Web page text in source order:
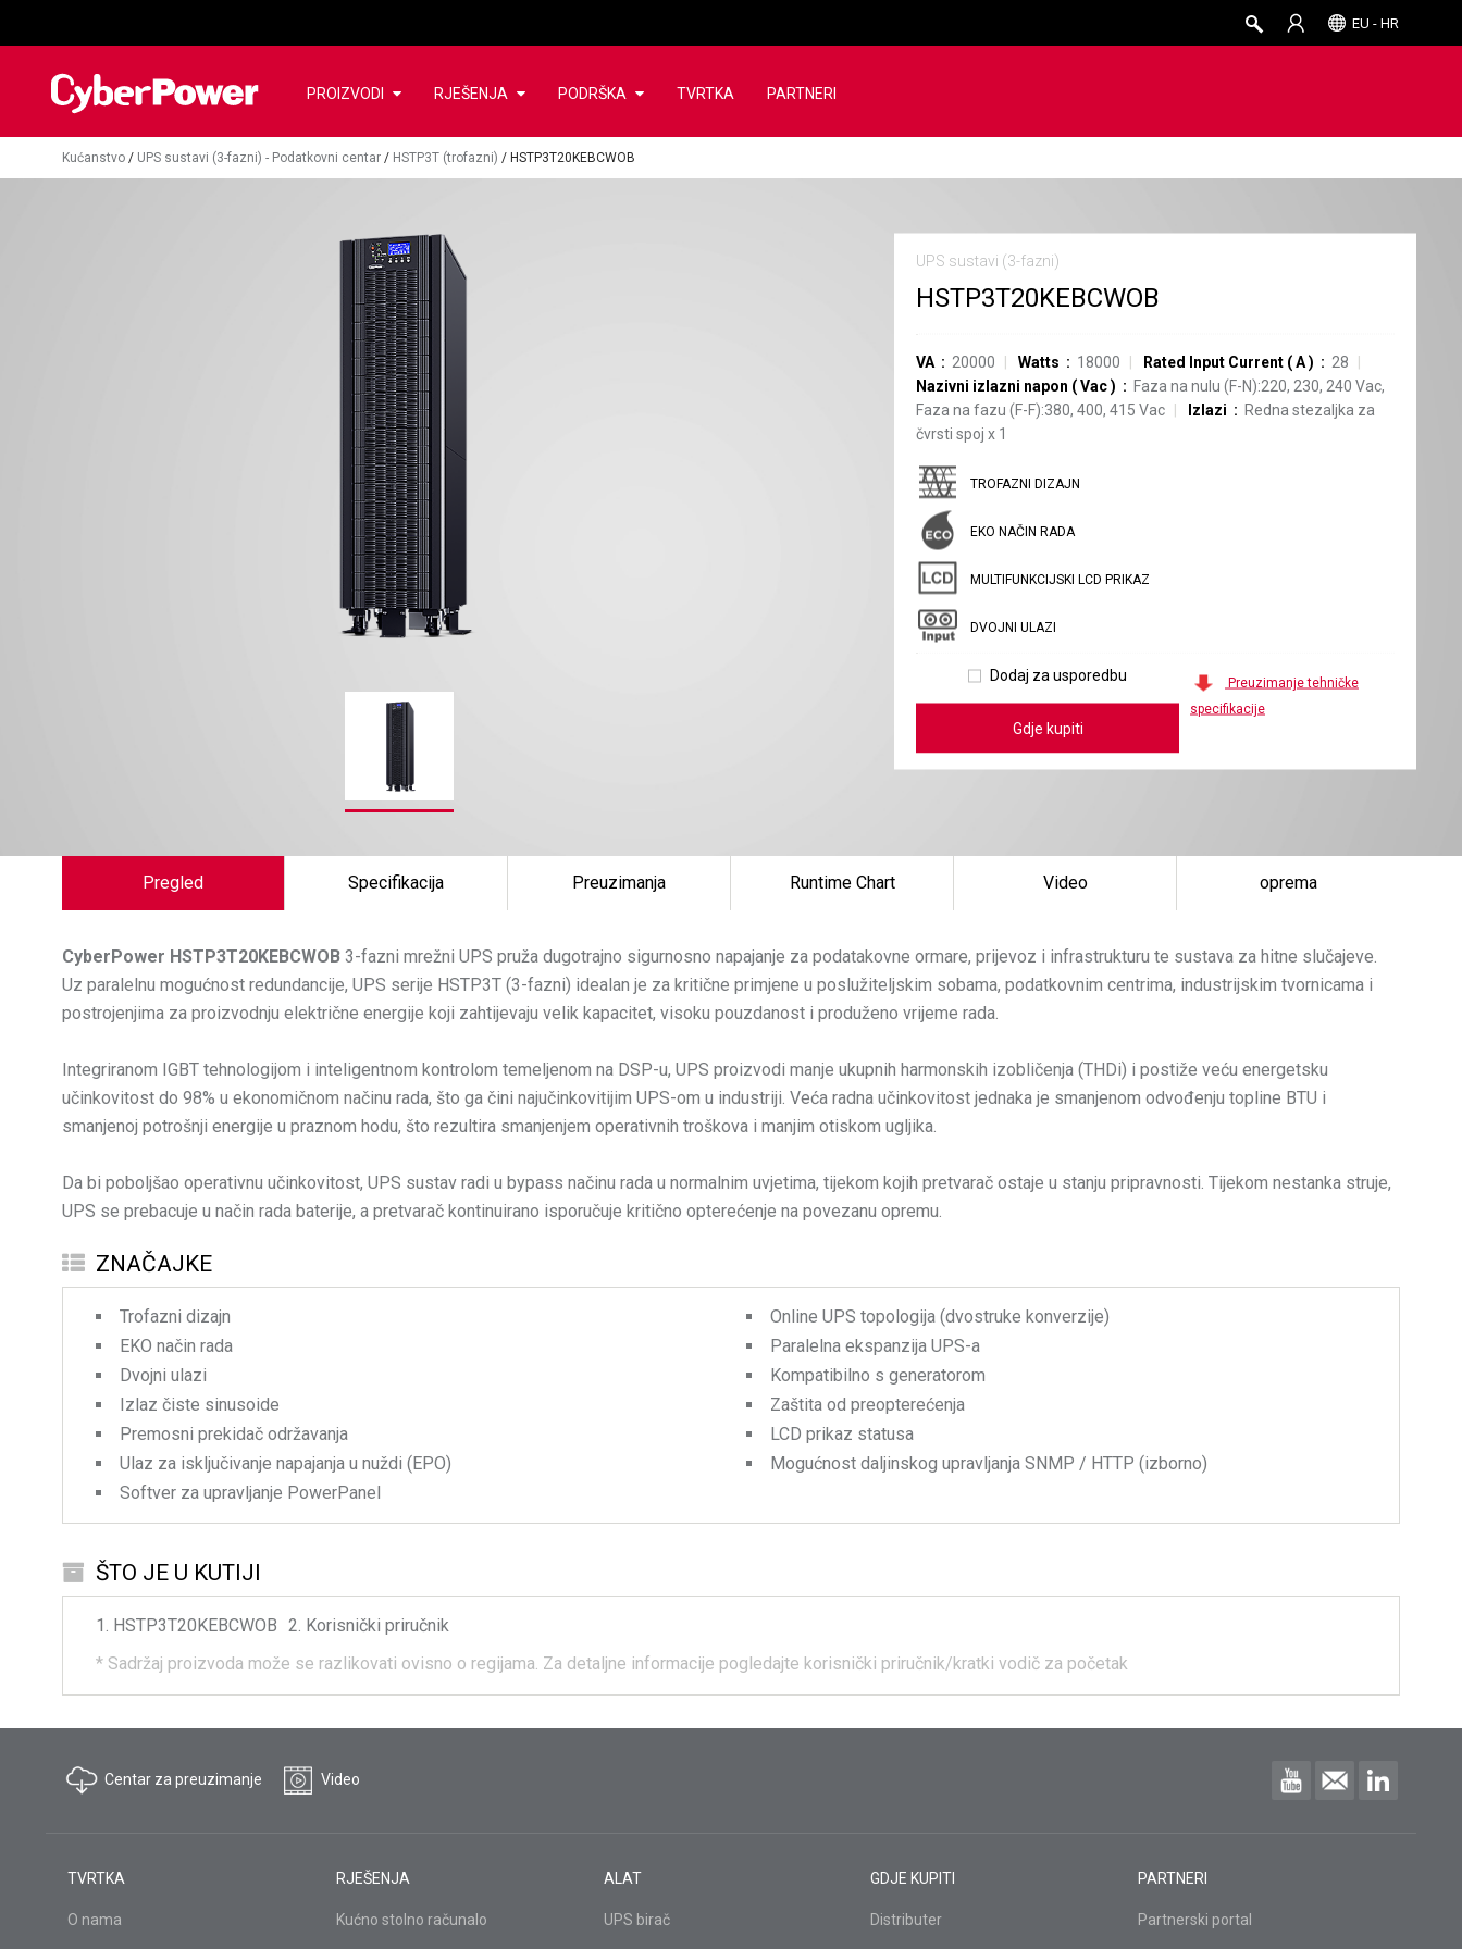
EU - HR
PROIZVODI RJEŠENJA PODRŠKA TVRTKA PARTNERI
Kućanstvo / UPS sustavi (3-fazni) - Podatkovni centar / HSTP3T (trofazni) / HSTP3T20KEBCWOB
UPS sustavi (3-fazni)
HSTP3T20KEBCWOB
VA 20000 Watts 18000 Rated Input Current ( A)
28
Nazivni izlazni napon (Vac)
Faza na nulu (F-N):220, 230, 240 Vac,
Faza na fazu (F-F):380, 400, 415 Vac
Izlazi
Redna stezaljka za
čvrsti spoj x 1
TROFAZNI DIZAJN
EKO NAČIN RADA
MULTIFUNKCIJSKI LCD PRIKAZ
DVOJNI ULAZI
Dodaj za usporedbu
Gdje kupiti
Preuzimanje tehničke
specifikacije
Pregled Specifikacija Preuzimanja Runtime Chart Video oprema
CyberPower HSTP3T20KEBCWOB 3-fazni mrežni UPS pruža dugotrajno sigurnosno napajanje za podatakovne ormare, prijevoz i infrastrukturu te sustava za hitne slučajeve.
Uz paralelnu mogućnost redundancije, UPS serije HSTP3T (3-fazni) idealan je za kritične primjene u poslužiteljskim sobama, podatkovnim centrima, industrijskim tvornicama i
postrojenjima za proizvodnju električne energije koji zahtijevaju velik kapacitet, visoku pouzdanost i produženo vrijeme rada.
Integriranom IGBT tehnologijom i inteligentnom kontrolom temeljenom na DSP-u, UPS proizvodi manje ukupnih harmonskih izobličenja (THDi) i postiže veću energetsku
učinkovitost do 98% u ekonomičnom načinu rada, što ga čini najučinkovitijim UPS-om u industriji. Veća radna učinkovitost jednaka je smanjenom odvođenju topline BTU i
smanjenoj potrošnji energije u praznom hodu, što rezultira smanjenjem operativnih troškova i manjim otiskom ugljika.
Da bi poboljšao operativnu učinkovitost, UPS sustav radi u bypass načinu rada u normalnim uvjetima, tijekom kojih pretvarač ostaje u stanju pripravnosti. Tijekom nestanka struje,
UPS se prebacuje u način rada baterije, a pretvarač kontinuirano isporučuje kritično opterećenje na povezanu opremu.
ZNAČAJKE
Trofazni dizajn
EKO način rada
Dvojni ulazi
Izlaz čiste sinusoide
Premosni prekidač održavanja
Ulaz za isključivanje napajanja u nuždi (EPO)
Softver za upravljanje PowerPanel
Online UPS topologija (dvostruke konverzije)
Paralelna ekspanzija UPS-a
Kompatibilno s generatorom
Zaštita od preopterećenja
LCD prikaz statusa
Mogućnost daljinskog upravljanja SNMP / HTTP (izborno)
ŠTO JE U KUTIJI
HSTP3T20KEBCWOB
Korisnički priručnik
* Sadržaj proizvoda može se razlikovati ovisno o regijama. Za detaljne informacije pogledajte korisnički priručnik/kratki vodič za početak
Centar za preuzimanje Video
TVRTKA
O nama
RJEŠENJA
Kućno stolno računalo
ALAT
UPS birač
GDJE KUPITI
Distributer
PARTNERI
Partnerski portal